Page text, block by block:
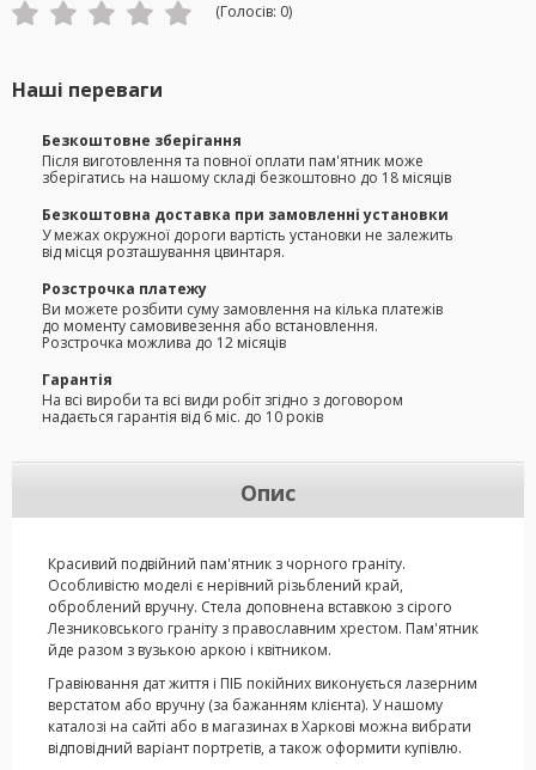
(Голосів: 0)
Наші переваги
Безкоштовне зберігання
Після виготовлення та повної оплати пам'ятник може
зберігатись на нашому складі безкоштовно до 18 місяців
Безкоштовна доставка при замовленні установки
У межах окружної дороги вартість установки не залежить
від місця розташування цвинтаря.
Розстрочка платежу
Ви можете розбити суму замовлення на кілька платежів
до моменту самовивезення або встановлення.
Розстрочка можлива до 12 місяців
Гарантія
На всі вироби та всі види робіт згідно з договором
надається гарантія від 6 міс. до 10 років
Опис
Красивий подвійний пам'ятник з чорного граніту.
Особливістю моделі є нерівний різьблений край,
оброблений вручну. Стела доповнена вставкою з сірого
Лезниковського граніту з православним хрестом. Пам'ятник
йде разом з вузькою аркою і квітником.
Гравіювання дат життя і ПІБ покійних виконується лазерним
верстатом або вручну (за бажанням клієнта). У нашому
каталозі на сайті або в магазинах в Харкові можна вибрати
відповідний варіант портретів, а також оформити купівлю.